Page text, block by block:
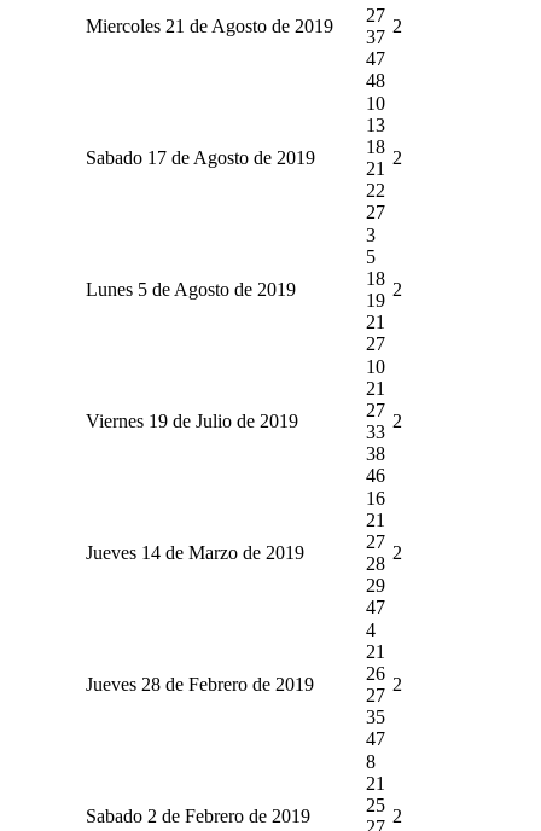
Miercoles 21 de Agosto de 2019
27
37
47
48
2
Sabado 17 de Agosto de 2019
10
13
18
21
22
27
2
Lunes 5 de Agosto de 2019
3
5
18
19
21
27
2
Viernes 19 de Julio de 2019
10
21
27
33
38
46
2
Jueves 14 de Marzo de 2019
16
21
27
28
29
47
2
Jueves 28 de Febrero de 2019
4
21
26
27
35
47
2
Sabado 2 de Febrero de 2019
8
21
25
27
2